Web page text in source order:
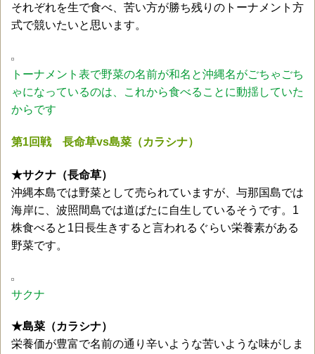
それぞれを生で食べ、苦い方が勝ち残りのトーナメント方
式で競いたいと思います。
トーナメント表で野菜の名前が和名と沖縄名がごちゃごち
ゃになっているのは、これから食べることに動揺していた
からです
第1回戦 長命草vs島菜（カラシナ）
★サクナ（長命草）
沖縄本島では野菜として売られていますが、与那国島では
海岸に、波照間島では道ばたに自生しているそうです。1
株食べると1日長生きすると言われるぐらい栄養素がある
野菜です。
サクナ
★島菜（カラシナ）
栄養価が豊富で名前の通り辛いような苦いような味がしま